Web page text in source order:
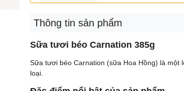
Thông tin sản phẩm
Sữa tươi béo Carnation 385g
Sữa tươi béo Carnation (sữa Hoa Hồng) là một
loại.